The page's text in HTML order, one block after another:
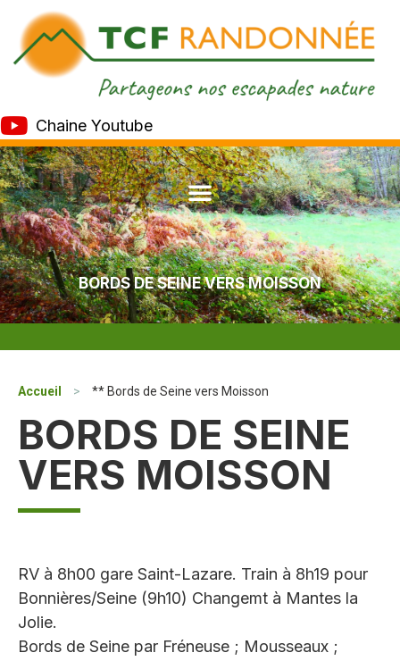
Chaine Youtube
BORDS DE SEINE VERS MOISSON
Accueil > ** Bords de Seine vers Moisson
BORDS DE SEINE
VERS MOISSON
RV à 8h00 gare Saint-Lazare. Train à 8h19 pour
Bonnières/Seine (9h10) Changemt à Mantes la
Jolie.
Bords de Seine par Fréneuse ; Mousseaux ;